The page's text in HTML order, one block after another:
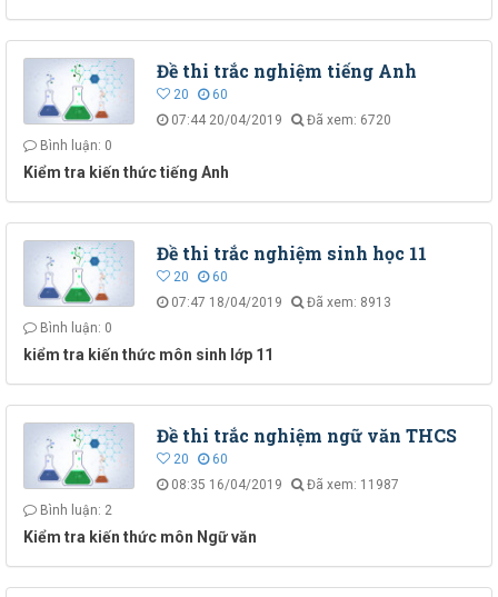
Đề thi trắc nghiệm tiếng Anh
20
60
07:44 20/04/2019
Đã xem: 6720
Bình luận: 0
Kiểm tra kiến thức tiếng Anh
Đề thi trắc nghiệm sinh học 11
20
60
07:47 18/04/2019
Đã xem: 8913
Bình luận: 0
kiểm tra kiến thức môn sinh lớp 11
Đề thi trắc nghiệm ngữ văn THCS
20
60
08:35 16/04/2019
Đã xem: 11987
Bình luận: 2
Kiểm tra kiến thức môn Ngữ văn